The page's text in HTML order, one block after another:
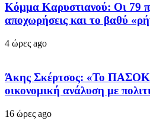
Κόμμα Καρυστιανού: Οι 79
αποχωρήσεις και το βαθύ
4 ώρες ago
Άκης Σκέρτσος: «Το ΠΑΣΟΚ
οικονομική ανάλυση με
16 ώρες ago